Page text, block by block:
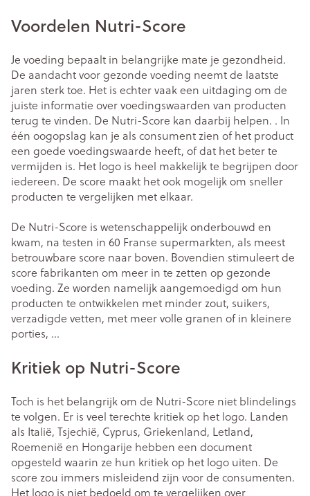
Voordelen Nutri-Score
Je voeding bepaalt in belangrijke mate je gezondheid.
De aandacht voor gezonde voeding neemt de laatste
jaren sterk toe. Het is echter vaak een uitdaging om de
juiste informatie over voedingswaarden van producten
terug te vinden. De Nutri-Score kan daarbij helpen. . In
één oogopslag kan je als consument zien of het product
een goede voedingswaarde heeft, of dat het beter te
vermijden is. Het logo is heel makkelijk te begrijpen door
iedereen. De score maakt het ook mogelijk om sneller
producten te vergelijken met elkaar.
De Nutri-Score is wetenschappelijk onderbouwd en
kwam, na testen in 60 Franse supermarkten, als meest
betrouwbare score naar boven. Bovendien stimuleert de
score fabrikanten om meer in te zetten op gezonde
voeding. Ze worden namelijk aangemoedigd om hun
producten te ontwikkelen met minder zout, suikers,
verzadigde vetten, met meer volle granen of in kleinere
porties, ...
Kritiek op Nutri-Score
Toch is het belangrijk om de Nutri-Score niet blindelings
te volgen. Er is veel terechte kritiek op het logo. Landen
als Italië, Tsjechië, Cyprus, Griekenland, Letland,
Roemenië en Hongarije hebben een document
opgesteld waarin ze hun kritiek op het logo uiten. De
score zou immers misleidend zijn voor de consumenten.
Het logo is niet bedoeld om te vergelijken over